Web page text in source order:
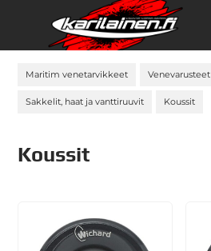
Maritim venetarvikkeet Venevarusteet
Sakkelit, haat ja vanttiruuvit Koussit
Koussit